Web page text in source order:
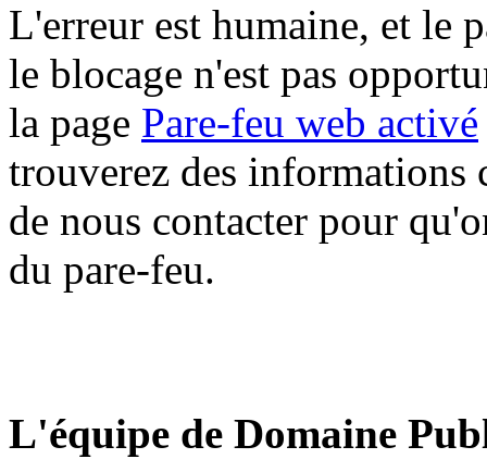
L'erreur est humaine, et le
le blocage n'est pas
la page Pare-feu web activé
trouverez des informations
de nous contacter pour
du pare-feu.
L'équipe de Domaine